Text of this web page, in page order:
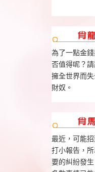
為了一點金
否值得呢？
擁全世界而
財奴。
最近，可能
打小報告，
要的糾紛發